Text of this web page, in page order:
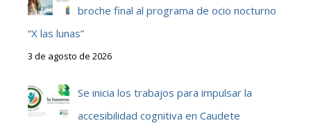
broche final al programa de ocio nocturno
“X las lunas”
3 de agosto de 2026
Se inicia los trabajos para impulsar la
accesibilidad cognitiva en Caudete